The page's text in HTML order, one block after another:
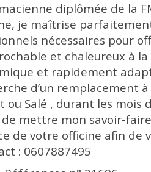
diplômée de la
je maîtrise
nécessaires pour
et chaleureux à
et rapidement
d’un remplacement
ou Salé , durant les mois
de mettre mon savoir-
de votre officine afin de
: 0607887495